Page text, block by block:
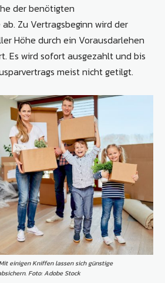
der benötigten
Zu Vertragsbeginn wird der
Höhe durch ein Vorausdarlehen
Es wird sofort ausgezahlt und bis
meist nicht getilgt.
einigen Kniffen lassen sich günstige
Foto: Adobe Stock